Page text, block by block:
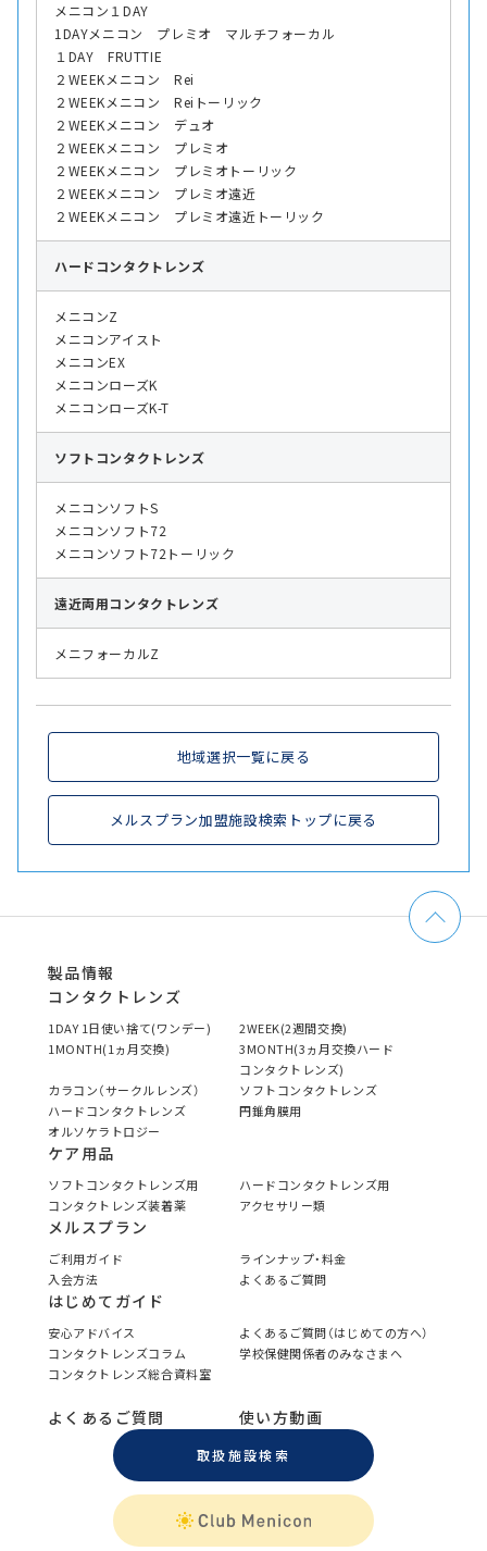
メニコン１DAY
1DAYメニコン プレミオ マルチフォーカル
１DAY FRUTTIE
２WEEKメニコン Rei
２WEEKメニコン Reiトーリック
２WEEKメニコン デュオ
２WEEKメニコン プレミオ
２WEEKメニコン プレミオトーリック
２WEEKメニコン プレミオ遠近
２WEEKメニコン プレミオ遠近トーリック
ハード コンタクトレンズ
メニコンZ
メニコンアイスト
メニコンEX
メニコンローズK
メニコンローズK-T
ソフト コンタクトレンズ
メニコンソフトS
メニコンソフト72
メニコンソフト72トーリック
遠近両用コンタクトレンズ
メニフォーカルZ
地域選択一覧に戻る
メルスプラン加盟施設検索トップに戻る
製品情報
コンタクトレンズ
1DAY 1日使い捨て(ワンデー)
2WEEK(2週間交換)
1MONTH(1ヵ月交換)
3MONTH(3ヵ月交換ハード
コンタクトレンズ)
カラコン（サークルレンズ）
ソフトコンタクトレンズ
ハードコンタクトレンズ
円錐角膜用
オルソケラトロジー
ケア用品
ソフトコンタクトレンズ用
ハードコンタクトレンズ用
コンタクトレンズ装着薬
アクセサリー類
メルスプラン
ご利用ガイド
ラインナップ・料金
入会方法
よくあるご質問
はじめてガイド
安心アドバイス
よくあるご質問（はじめての方へ）
コンタクトレンズコラム
学校保健関係者のみなさまへ
コンタクトレンズ総合資料室
よくあるご質問 使い方動画
取扱施設検索